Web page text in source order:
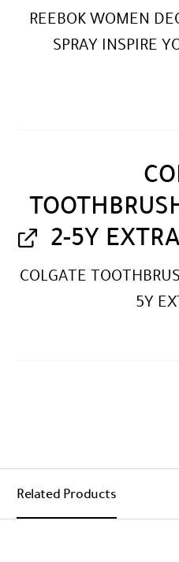
REEBOK WOMEN
SPRAY INSPIRE
2-5Y
COLGATE
5Y
Related Products